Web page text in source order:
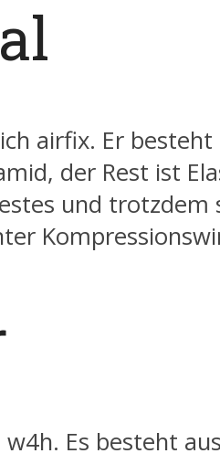
airfix. Er
der Rest ist
und trotzdem
Es besteht